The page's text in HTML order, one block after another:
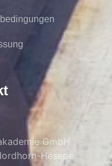
GmbH
Hesepe